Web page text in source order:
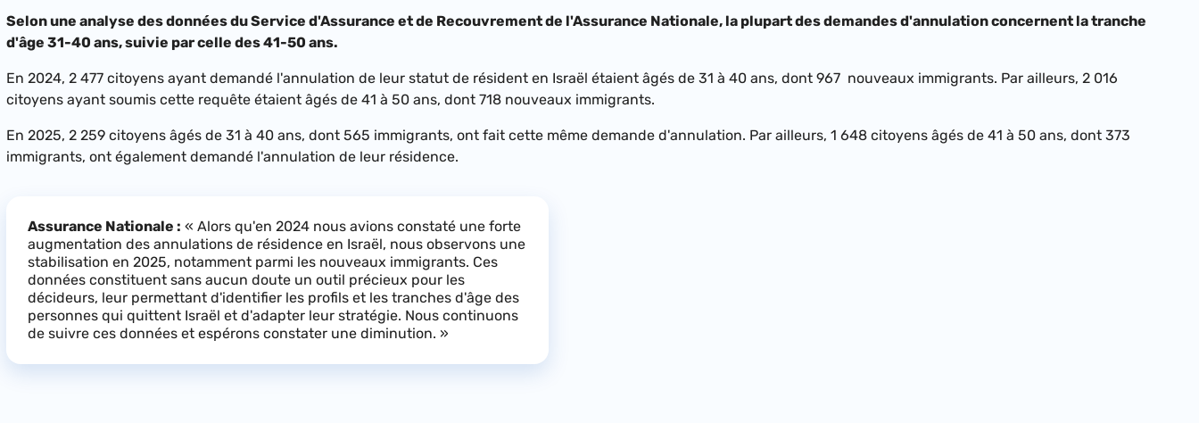
Selon une analyse des données du Service d'Assurance et de Recouvrement de l'Assurance Nationale, la plupart des demandes d'annulation concernent la tranche
d'âge 31-40 ans, suivie par celle des 41-50 ans.
En 2024, 2 477 citoyens ayant demandé l'annulation de leur statut de résident en Israël étaient âgés de 31 à 40 ans, dont 967 nouveaux immigrants. Par ailleurs, 2 016
citoyens ayant soumis cette requête étaient âgés de 41 à 50 ans, dont 718 nouveaux immigrants.
En 2025, 2 259 citoyens âgés de 31 à 40 ans, dont 565 immigrants, ont fait cette même demande d'annulation. Par ailleurs, 1 648 citoyens âgés de 41 à 50 ans, dont 373
immigrants, ont également demandé l'annulation de leur résidence.
Assurance Nationale : « Alors qu'en 2024 nous avions constaté une forte
augmentation des annulations de résidence en Israël, nous observons une
stabilisation en 2025, notamment parmi les nouveaux immigrants. Ces
données constituent sans aucun doute un outil précieux pour les
décideurs, leur permettant d'identifier les profils et les tranches d'âge des
personnes qui quittent Israël et d'adapter leur stratégie. Nous continuons
de suivre ces données et espérons constater une diminution. »